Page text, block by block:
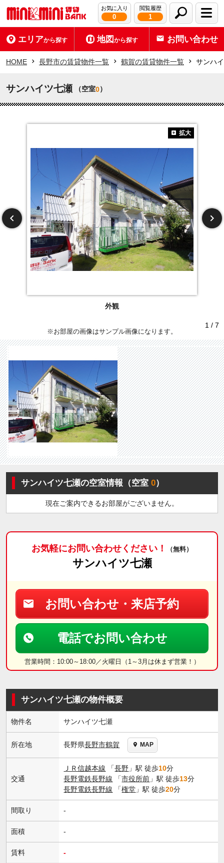
お気に入り
0
閲覧履歴
1
エリアから探す 地図から探す お問い合わせ
HOME 長野市の賃貸物件一覧 鶴賀の賃貸物件一覧 サンハ
サンハイツ七瀬 （空室0）
外観
拡大
1 / 7
※お部屋の画像はサンプル画像になります。
サンハイツ七瀬の空室情報（空室0）
現在ご案内できるお部屋がございません。
お気軽にお問い合わせください！ （無料）
サンハイツ七瀬
お問い合わせ・来店予約
電話でお問い合わせ
営業時間：10:00～18:00／火曜日（1～3月は休まず営業！）
サンハイツ七瀬の物件概要
物件名 サンハイツ七瀬
所在地 長野県長野市鶴賀 MAP
交通
ＪＲ信越本線 「長野 」駅 徒歩10分
長野電鉄長野線 「市役所前 」駅 徒歩13分
長野電鉄長野線 「権堂 」駅 徒歩20分
間取り -
面積 -
賃料 -